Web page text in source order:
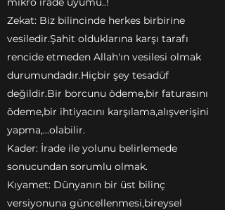
Zekat: Biz bilincinde herkes birbirine
vesiledir.Şahit olduklarına karşı tarafı
rencide etmeden Allah'ın vesilesi olmak
durumundadır.Hiçbir şey tesadüf
değildir.Bir borcunu ödeme,bir faturasını
ödeme,bir ihtiyacını karşılama,alışverişini
yapma,...olabilir.
Kader: İrade ile yolunu belirlemede
sonucundan sorumlu olmak.
Kıyamet: Dünyanın bir üst bilinç
versiyonuna güncellenmesi,bireysel